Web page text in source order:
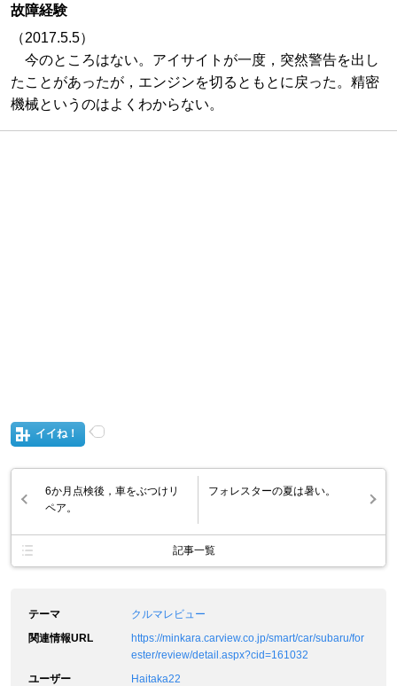
故障経験
（2017.5.5）
今のところはない。アイサイトが一度，突然警告を出し
たことがあったが，エンジンを切るともとに戻った。精密
機械というのはよくわからない。
イイね！
6か月点検後，車をぶつけリ
ペア。
フォレスターの夏は暑い。
記事一覧
テーマ
クルマレビュー
関連情報URL
https://minkara.carview.co.jp/smart/car/subaru/for
ester/review/detail.aspx?cid=161032
ユーザー
Haitaka22